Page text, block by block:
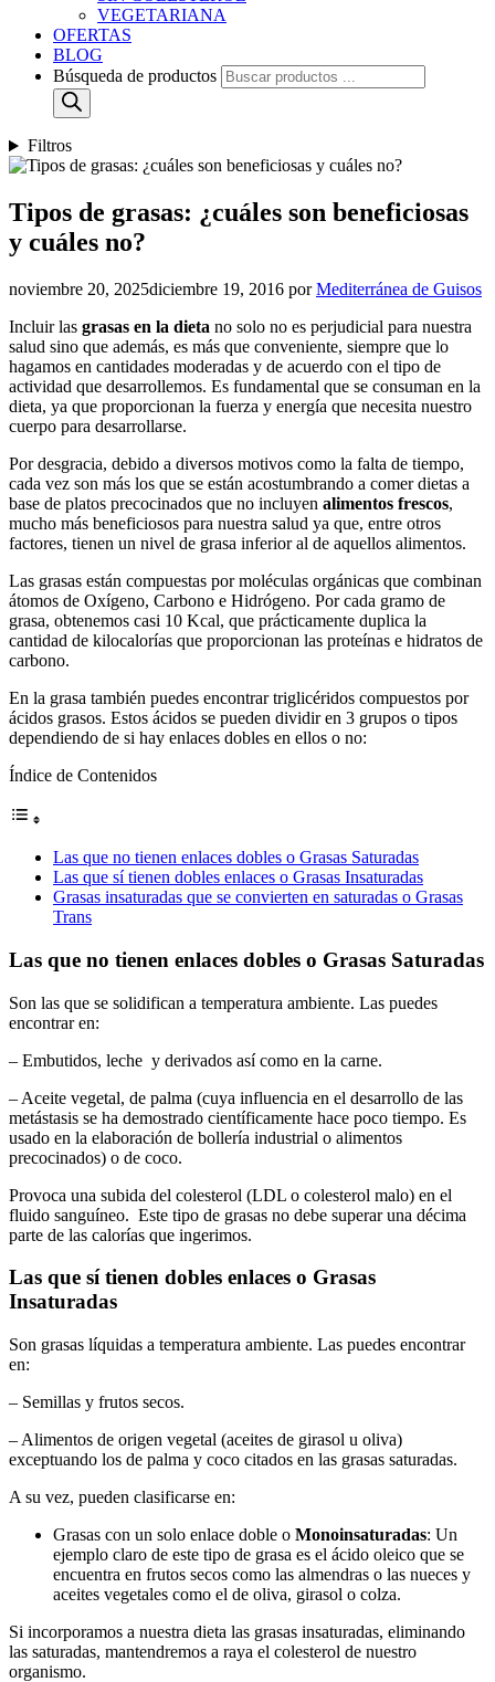
VEGETARIANA
OFERTAS
BLOG
Búsqueda de productos
Filtros
Tipos de grasas: ¿cuáles son beneficiosas
y cuáles no?
noviembre 20, 2025diciembre 19, 2016 porMediterránea de Guisos
Incluir las grasas en la dieta no solo no es perjudicial para nuestra
salud sino que además, es más que conveniente, siempre que lo
hagamos en cantidades moderadas y de acuerdo con el tipo de
actividad que desarrollemos. Es fundamental que se consuman en la
dieta, ya que proporcionan la fuerza y energía que necesita nuestro
cuerpo para desarrollarse.
Por desgracia, debido a diversos motivos como la falta de tiempo,
cada vez son más los que se están acostumbrando a comer dietas a
base de platos precocinados que no incluyen alimentos frescos,
mucho más beneficiosos para nuestra salud ya que, entre otros
factores, tienen un nivel de grasa inferior al de aquellos alimentos.
Las grasas están compuestas por moléculas orgánicas que combinan
átomos de Oxígeno, Carbono e Hidrógeno. Por cada gramo de
grasa, obtenemos casi 10 Kcal, que prácticamente duplica la
cantidad de kilocalorías que proporcionan las proteínas e hidratos de
carbono.
En la grasa también puedes encontrar triglicéridos compuestos por
ácidos grasos. Estos ácidos se pueden dividir en 3 grupos o tipos
dependiendo de si hay enlaces dobles en ellos o no:
Índice de Contenidos
Las que no tienen enlaces dobles o Grasas Saturadas
Las que sí tienen dobles enlaces o Grasas Insaturadas
Grasas insaturadas que se convierten en saturadas o Grasas
Trans
Las que no tienen enlaces dobles o Grasas Saturadas
Son las que se solidifican a temperatura ambiente. Las puedes
encontrar en:
– Embutidos, leche y derivados así como en la carne.
– Aceite vegetal, de palma (cuya influencia en el desarrollo de las
metástasis se ha demostrado científicamente hace poco tiempo. Es
usado en la elaboración de bollería industrial o alimentos
precocinados) o de coco.
Provoca una subida del colesterol (LDL o colesterol malo) en el
fluido sanguíneo. Este tipo de grasas no debe superar una décima
parte de las calorías que ingerimos.
Las que sí tienen dobles enlaces o Grasas
Insaturadas
Son grasas líquidas a temperatura ambiente. Las puedes encontrar
en:
– Semillas y frutos secos.
– Alimentos de origen vegetal (aceites de girasol u oliva)
exceptuando los de palma y coco citados en las grasas saturadas.
A su vez, pueden clasificarse en:
Grasas con un solo enlace doble o Monoinsaturadas: Un
ejemplo claro de este tipo de grasa es el ácido oleico que se
encuentra en frutos secos como las almendras o las nueces y
aceites vegetales como el de oliva, girasol o colza.
Si incorporamos a nuestra dieta las grasas insaturadas, eliminando
las saturadas, mantendremos a raya el colesterol de nuestro
organismo.